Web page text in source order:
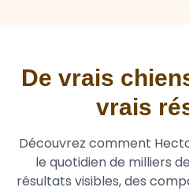
De vrais
vrais
Découvrez comment
le quotidien de milliers
résultats visibles, des